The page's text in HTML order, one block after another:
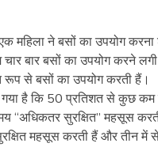
महिला ने बसों का उपयोग
बार बसों का उपयोग करने
रूप से बसों का उपयोग करती हैं।
है कि 50 प्रतिशत से कुछ
सुरक्षित” महसूस
महसूस करती हैं और तीन में से